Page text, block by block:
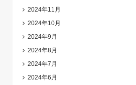
2024年11月
2024年10月
2024年9月
2024年8月
2024年7月
2024年6月